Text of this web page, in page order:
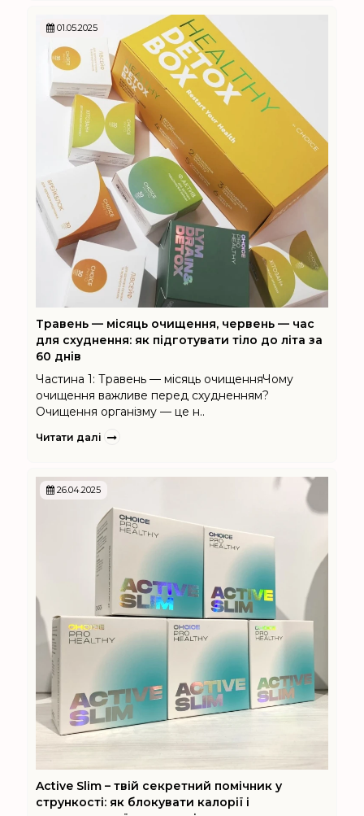
01.05.2025
Травень — місяць очищення, червень — час
для схуднення: як підготувати тіло до літа за
60 днів
Частина 1: Травень — місяць очищенняЧому
очищення важливе перед схудненням?
Очищення організму — це н..
Читати далі
26.04.2025
Active Slim – твій секретний помічник у
стрункості: як блокувати калорії і